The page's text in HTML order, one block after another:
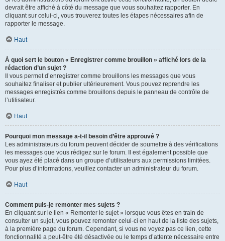
devrait être affiché à côté du message que vous souhaitez rapporter. En
cliquant sur celui-ci, vous trouverez toutes les étapes nécessaires afin de
rapporter le message.
Haut
À quoi sert le bouton « Enregistrer comme brouillon » affiché lors de la
rédaction d’un sujet ?
Il vous permet d’enregistrer comme brouillons les messages que vous
souhaitez finaliser et publier ultérieurement. Vous pouvez reprendre les
messages enregistrés comme brouillons depuis le panneau de contrôle de
l’utilisateur.
Haut
Pourquoi mon message a-t-il besoin d’être approuvé ?
Les administrateurs du forum peuvent décider de soumettre à des vérifications
les messages que vous rédigez sur le forum. Il est également possible que
vous ayez été placé dans un groupe d’utilisateurs aux permissions limitées.
Pour plus d’informations, veuillez contacter un administrateur du forum.
Haut
Comment puis-je remonter mes sujets ?
En cliquant sur le lien « Remonter le sujet » lorsque vous êtes en train de
consulter un sujet, vous pouvez remonter celui-ci en haut de la liste des sujets,
à la première page du forum. Cependant, si vous ne voyez pas ce lien, cette
fonctionnalité a peut-être été désactivée ou le temps d’attente nécessaire entre